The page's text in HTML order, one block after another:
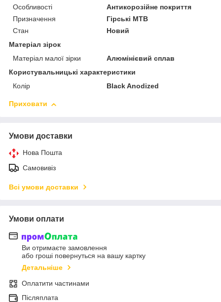
Особливості
Антикорозійне покриття
Призначення
Гірські MTB
Стан
Новий
Матеріал зірок
Матеріал малої зірки
Алюмінієвий сплав
Користувальницькі характеристики
Колір
Black Anodized
Приховати
Умови доставки
Нова Пошта
Самовивіз
Всі умови доставки
Умови оплати
Ви отримаєте замовлення
або гроші повернуться на вашу картку
Детальніше
Оплатити частинами
Післяплата